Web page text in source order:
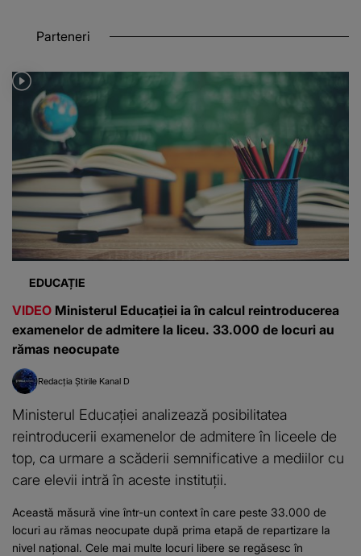
Parteneri
EDUCAȚIE
VIDEO Ministerul Educației ia în calcul reintroducerea
examenelor de admitere la liceu. 33.000 de locuri au
rămas neocupate
Redacția Știrile Kanal D
Ministerul Educației analizează posibilitatea
reintroducerii examenelor de admitere în liceele de
top, ca urmare a scăderii semnificative a mediilor cu
care elevii intră în aceste instituții.
Această măsură vine într-un context în care peste 33.000 de
locuri au rămas neocupate după prima etapă de repartizare la
nivel național. Cele mai multe locuri libere se regăsesc în